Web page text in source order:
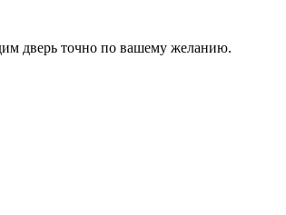
дверь точно по вашему желанию.